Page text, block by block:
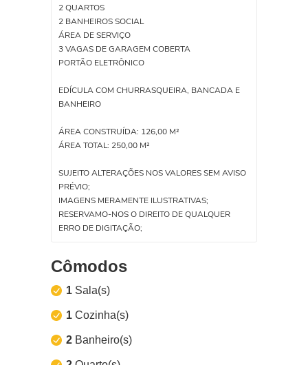
2 QUARTOS
2 BANHEIROS SOCIAL
ÁREA DE SERVIÇO
3 VAGAS DE GARAGEM COBERTA
PORTÃO ELETRÔNICO
EDÍCULA COM CHURRASQUEIRA, BANCADA E
BANHEIRO
ÁREA CONSTRUÍDA: 126,00 M²
ÁREA TOTAL: 250,00 M²
SUJEITO ALTERAÇÕES NOS VALORES SEM AVISO
PRÉVIO;
IMAGENS MERAMENTE ILUSTRATIVAS;
RESERVAMO-NOS O DIREITO DE QUALQUER
ERRO DE DIGITAÇÃO;
Cômodos
1 Sala(s)
1 Cozinha(s)
2 Banheiro(s)